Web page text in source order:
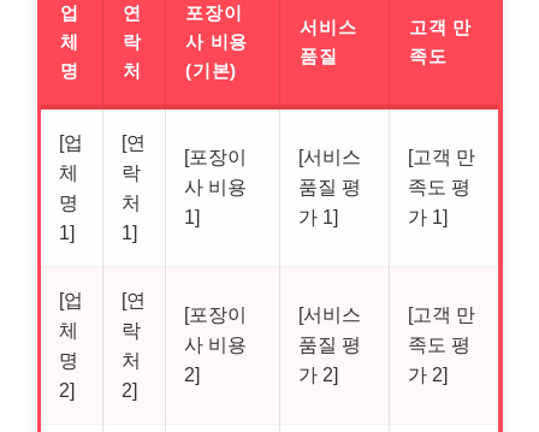
업
체
명
연
락
처
포장이
사 비용
(기본)
서비스
품질
고객 만
족도
[업
체
명
1]
[연
락
처
1]
[포장이
사 비용
1]
[서비스
품질 평
가 1]
[고객 만
족도 평
가 1]
[업
체
명
2]
[연
락
처
2]
[포장이
사 비용
2]
[서비스
품질 평
가 2]
[고객 만
족도 평
가 2]